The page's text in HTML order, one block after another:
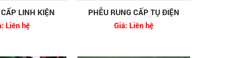
LINH KIỆN
Liên hệ
PHỄU RUNG CẤP TỤ ĐIỆN
Giá: Liên hệ